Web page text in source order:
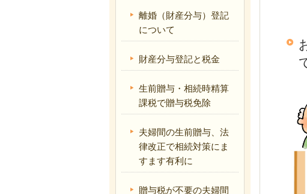
離婚（財産分与）登記
について
財産分与登記と税金
生前贈与・相続時精算
課税で贈与税免除
夫婦間の生前贈与、法
律改正で相続対策にま
すます有利に
贈与税が不要の夫婦間